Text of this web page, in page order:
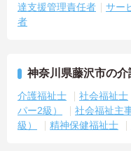
達支援管理責任者
サー
者
神奈川県藤沢市の
介護福祉士 社会福祉士
パー2級）
社会福祉主
級）
精神保健福祉士